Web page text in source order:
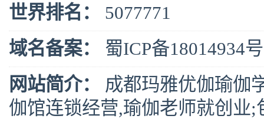
世界排名：
5077771
域名备案：
蜀ICP备18014934
网站简介：
成都玛雅优伽瑜伽
伽馆连锁经营,瑜伽老师就创业